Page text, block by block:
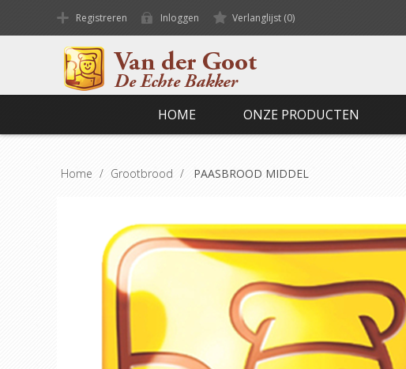
Registreren Inloggen Verlanglijst (0)
HOME ONZE PRODUCTEN
Home / Grootbrood / PAASBROOD MIDDEL